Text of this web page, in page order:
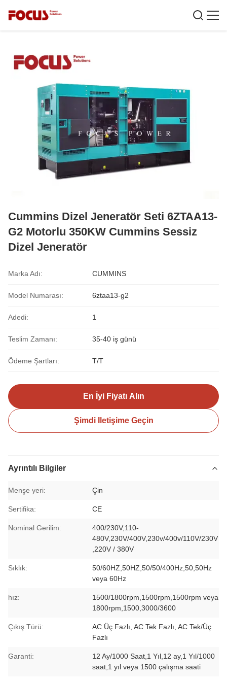
Cummins Dizel Jeneratör Seti 6ZTAA13-
G2 Motorlu 350KW Cummins Sessiz
Dizel Jeneratör
Marka Adı: CUMMINS
Model Numarası: 6ztaa13-g2
Adedi: 1
Teslim Zamanı: 35-40 iş günü
Ödeme Şartları: T/T
En İyi Fiyatı Alın
Şimdi Iletişime Geçin
Ayrıntılı Bilgiler
Menşe yeri: Çin
Sertifika: CE
Nominal Gerilim:
400/230V,110-
480V,230V/400V,230v/400v/110V/230V
,220V / 380V
Sıklık:
50/60HZ,50HZ,50/50/400Hz,50,50Hz
veya 60Hz
hız:
1500/1800rpm,1500rpm,1500rpm veya
1800rpm,1500,3000/3600
Çıkış Türü:
AC Üç Fazlı, AC Tek Fazlı, AC Tek/Üç
Fazlı
Garanti:
12 Ay/1000 Saat,1 Yıl,12 ay,1 Yıl/1000
saat,1 yıl veya 1500 çalışma saati